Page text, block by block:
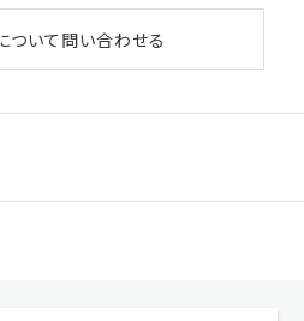
ついて問い合わせる